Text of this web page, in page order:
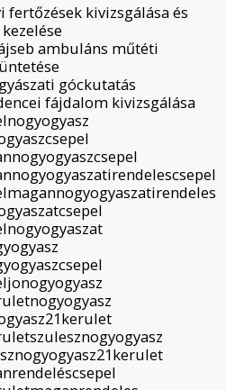
fertőzések kivizsgálása és
ambuláns műtéti
góckutatás
fájdalom kivizsgálása